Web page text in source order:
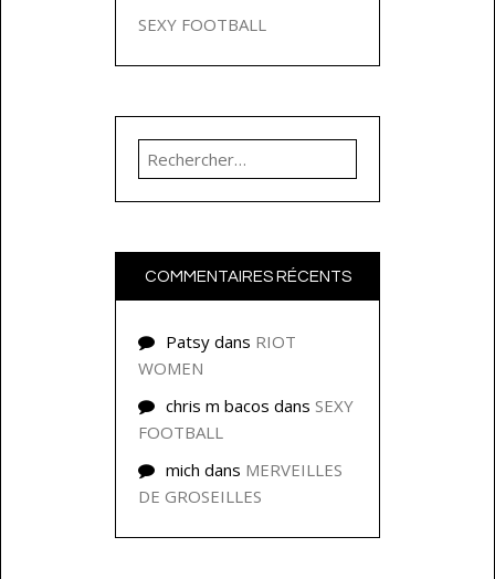
SEXY FOOTBALL
Rechercher :
COMMENTAIRES RÉCENTS
Patsy dans RIOT
WOMEN
chris m bacos dans SEXY
FOOTBALL
mich dans MERVEILLES
DE GROSEILLES